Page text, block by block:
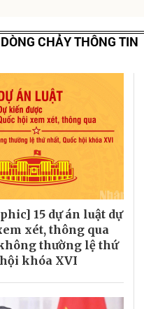
CHẢY THÔNG TIN
15 dự án luật dự
xét, thông qua
thường lệ thứ
khóa XVI